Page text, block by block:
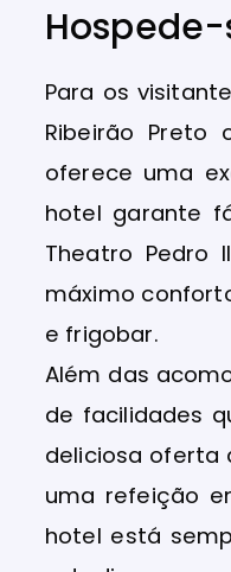
Para os
Ribeirão Preto
oferece uma
hotel garante
Theatro Pedro
máximo
e frigobar.
Além das
de facilidades
deliciosa oferta
uma refeição
hotel está